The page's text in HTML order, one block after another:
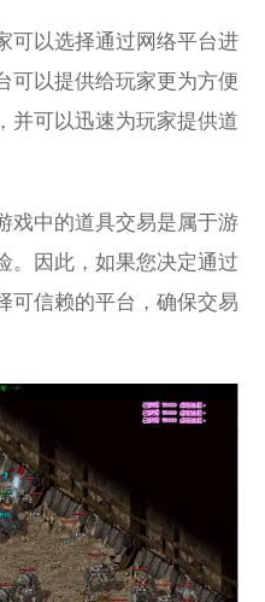
可以选择通过网络平台进
可以提供给玩家更为方便
并可以迅速为玩家提供道
戏中的道具交易是属于游
。因此，如果您决定通过
可信赖的平台，确保交易